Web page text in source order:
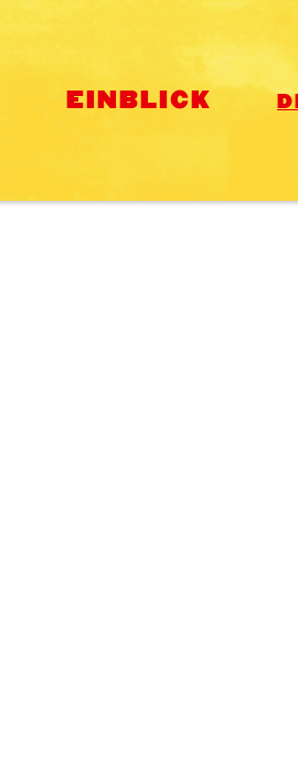
EINBLICK